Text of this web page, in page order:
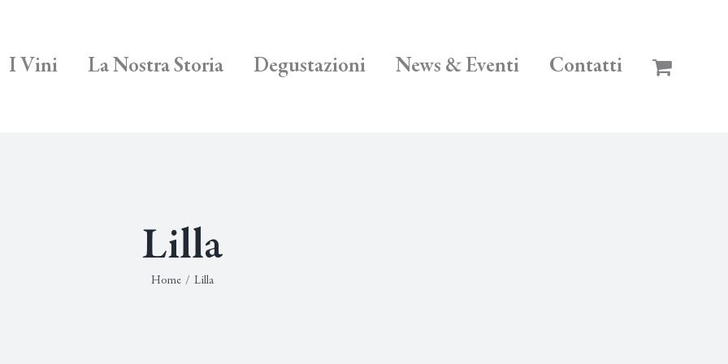
I Vini La Nostra Storia Degustazioni News & Eventi Contatti
Lilla
Home / Lilla